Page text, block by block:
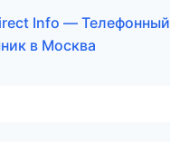
Info — Телефонный
в Москва